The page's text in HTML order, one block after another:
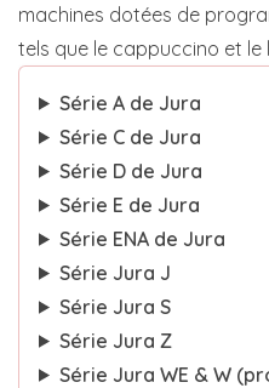
machines dotées de
tels que le cappuccino et
Série A de Jura
Série C de Jura
Série D de Jura
Série E de Jura
Série ENA de Jura
Série Jura J
Série Jura S
Série Jura Z
Série Jura WE & W